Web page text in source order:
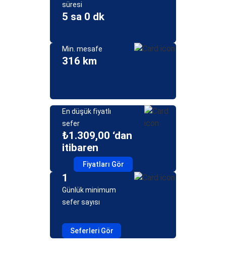
süresi
5 sa 0 dk
Min. mesafe
316 km
En düşük fiyatlı
sefer
₺1.309,00 ‘dan
itibaren
Fiyatları Gör
1
Günlük minimum
sefer sayısı
Seferleri Gör